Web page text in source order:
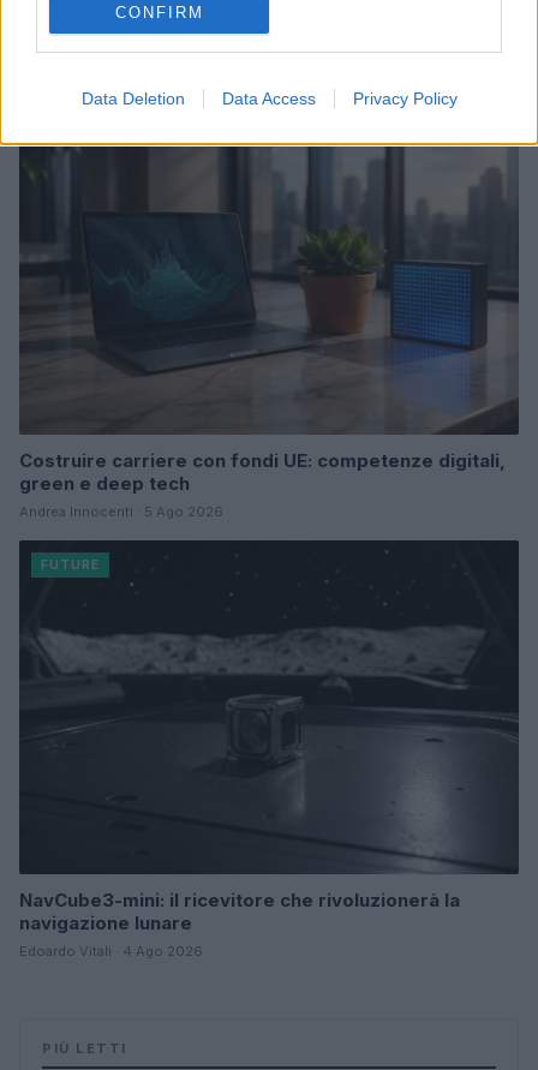
CONFIRM
Data Deletion Data Access Privacy Policy
Disarmo di Hamas e ritiro da Gaza: le tensioni tra
Costruire carriere con fondi UE: competenze digitali,
green e deep tech
Andrea Innocenti · 5 Ago 2026
FUTURE
NavCube3-mini: il ricevitore che rivoluzionerà la
navigazione lunare
Edoardo Vitali · 4 Ago 2026
PIÙ LETTI